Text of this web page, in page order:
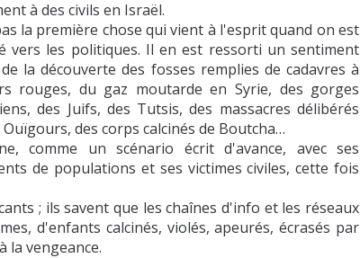
à des civils en Israël.
la première chose qui vient à l'esprit quand on est
vers les politiques. Il en est ressorti un sentiment
la découverte des fosses remplies de cadavres à
rouges, du gaz moutarde en Syrie, des gorges
des Juifs, des Tutsis, des massacres délibérés
des corps calcinés de Boutcha…
un scénario écrit d'avance, avec ses
de populations et ses victimes civiles, cette fois
; ils savent que les chaînes d'info et les réseaux
d'enfants calcinés, violés, apeurés, écrasés par
la vengeance.